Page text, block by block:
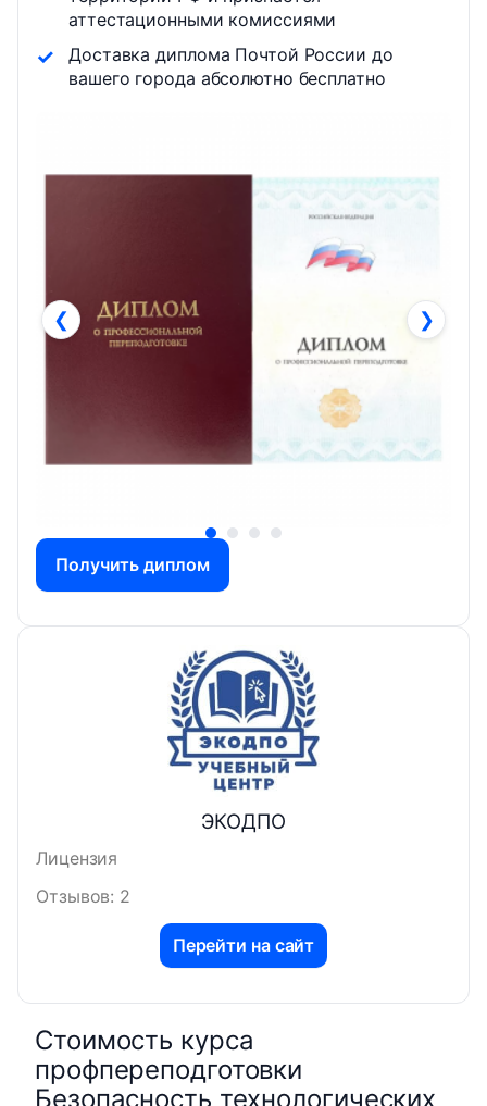
аттестационными комиссиями
Доставка диплома Почтой России до
вашего города абсолютно бесплатно
❮ ❯
Получить диплом
ЭКОДПО
Лицензия
Отзывов: 2
Перейти на сайт
Стоимость курса
профпереподготовки
Безопасность технологических